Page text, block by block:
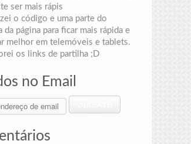
ser mais rápis
o código e uma parte do
da página para ficar mais rápida e
melhor em telemóveis e tablets.
os links de partilha ;D
no Email
ver